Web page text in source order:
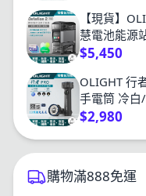
【現貨】
慧電池能源
鋰電池 鎳氫
$5,450
OLIGHT 行者 Pro
手電筒 冷白
$2,980
購物滿888免運